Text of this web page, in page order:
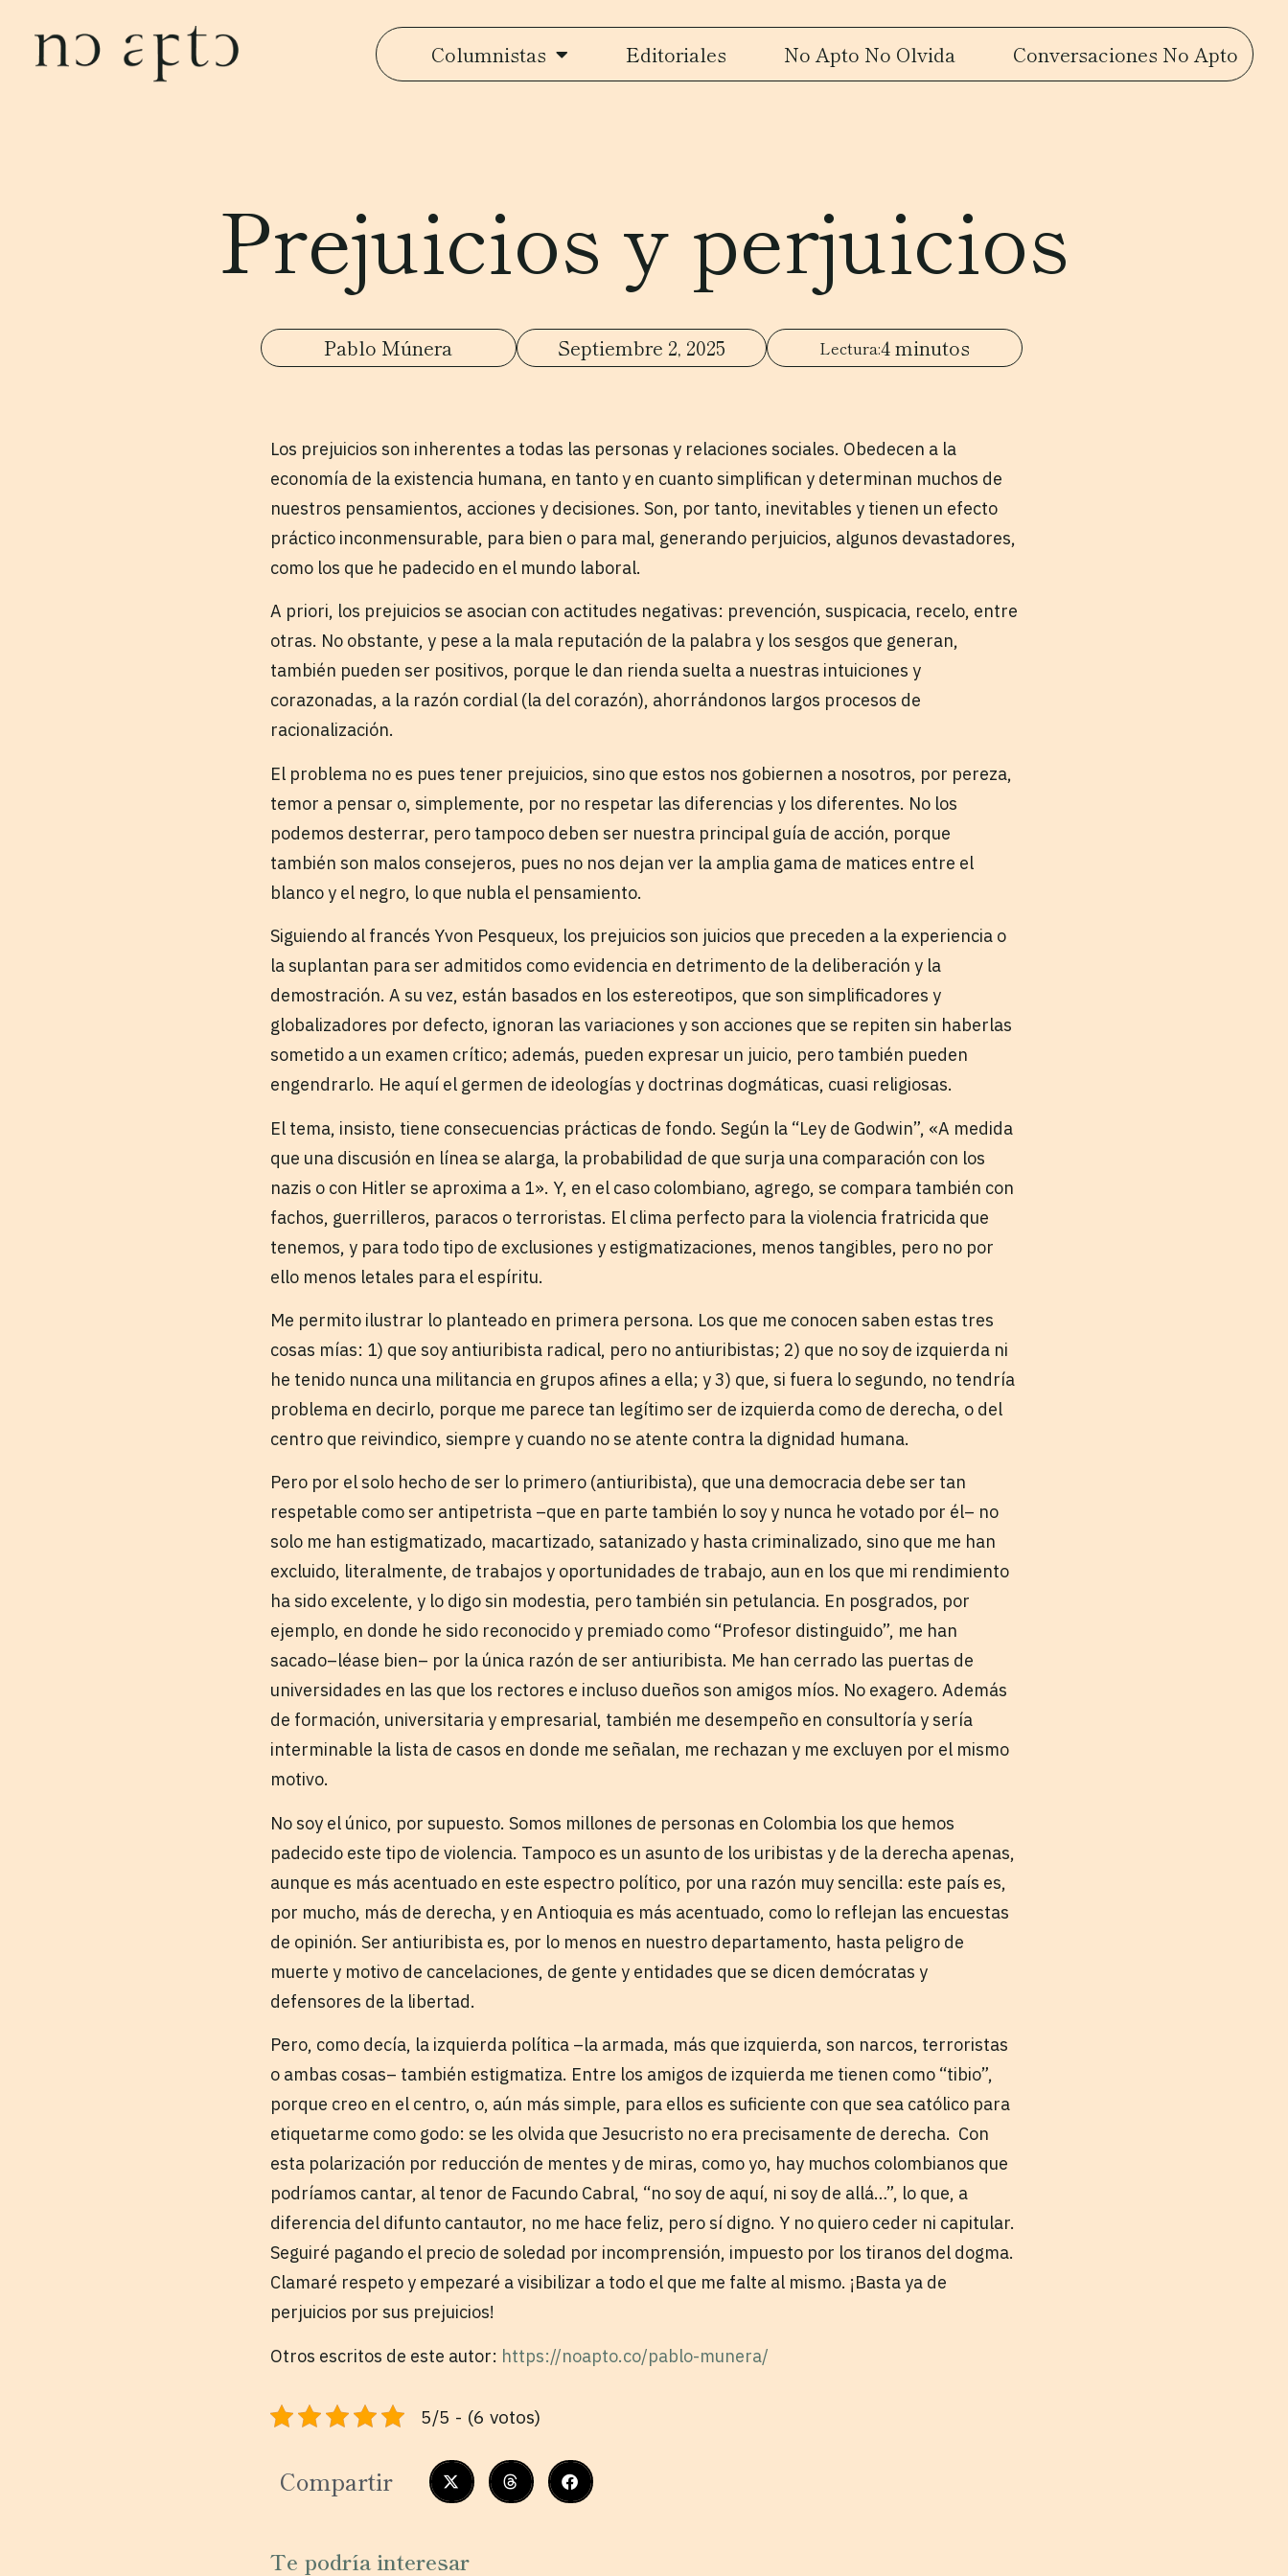
Columnistas Editoriales No Apto No Olvida Conversaciones No Apto
Prejuicios y perjuicios
Pablo Múnera Septiembre 2, 2025 4 minutos
Los prejuicios son inherentes a todas las personas y relaciones sociales. Obedecen a la
economía de la existencia humana, en tanto y en cuanto simplifican y determinan muchos de
nuestros pensamientos, acciones y decisiones. Son, por tanto, inevitables y tienen un efecto
práctico inconmensurable, para bien o para mal, generando perjuicios, algunos devastadores,
como los que he padecido en el mundo laboral.
A priori, los prejuicios se asocian con actitudes negativas: prevención, suspicacia, recelo, entre
otras. No obstante, y pese a la mala reputación de la palabra y los sesgos que generan,
también pueden ser positivos, porque le dan rienda suelta a nuestras intuiciones y
corazonadas, a la razón cordial (la del corazón), ahorrándonos largos procesos de
racionalización.
El problema no es pues tener prejuicios, sino que estos nos gobiernen a nosotros, por pereza,
temor a pensar o, simplemente, por no respetar las diferencias y los diferentes. No los
podemos desterrar, pero tampoco deben ser nuestra principal guía de acción, porque
también son malos consejeros, pues no nos dejan ver la amplia gama de matices entre el
blanco y el negro, lo que nubla el pensamiento.
Siguiendo al francés Yvon Pesqueux, los prejuicios son juicios que preceden a la experiencia o
la suplantan para ser admitidos como evidencia en detrimento de la deliberación y la
demostración. A su vez, están basados en los estereotipos, que son simplificadores y
globalizadores por defecto, ignoran las variaciones y son acciones que se repiten sin haberlas
sometido a un examen crítico; además, pueden expresar un juicio, pero también pueden
engendrarlo. He aquí el germen de ideologías y doctrinas dogmáticas, cuasi religiosas.
El tema, insisto, tiene consecuencias prácticas de fondo. Según la “Ley de Godwin”, «A medida
que una discusión en línea se alarga, la probabilidad de que surja una comparación con los
nazis o con Hitler se aproxima a 1». Y, en el caso colombiano, agrego, se compara también con
fachos, guerrilleros, paracos o terroristas. El clima perfecto para la violencia fratricida que
tenemos, y para todo tipo de exclusiones y estigmatizaciones, menos tangibles, pero no por
ello menos letales para el espíritu.
Me permito ilustrar lo planteado en primera persona. Los que me conocen saben estas tres
cosas mías: 1) que soy antiuribista radical, pero no antiuribistas; 2) que no soy de izquierda ni
he tenido nunca una militancia en grupos afines a ella; y 3) que, si fuera lo segundo, no tendría
problema en decirlo, porque me parece tan legítimo ser de izquierda como de derecha, o del
centro que reivindico, siempre y cuando no se atente contra la dignidad humana.
Pero por el solo hecho de ser lo primero (antiuribista), que una democracia debe ser tan
respetable como ser antipetrista –que en parte también lo soy y nunca he votado por él– no
solo me han estigmatizado, macartizado, satanizado y hasta criminalizado, sino que me han
excluido, literalmente, de trabajos y oportunidades de trabajo, aun en los que mi rendimiento
ha sido excelente, y lo digo sin modestia, pero también sin petulancia. En posgrados, por
ejemplo, en donde he sido reconocido y premiado como “Profesor distinguido”, me han
sacado–léase bien– por la única razón de ser antiuribista. Me han cerrado las puertas de
universidades en las que los rectores e incluso dueños son amigos míos. No exagero. Además
de formación, universitaria y empresarial, también me desempeño en consultoría y sería
interminable la lista de casos en donde me señalan, me rechazan y me excluyen por el mismo
motivo.
No soy el único, por supuesto. Somos millones de personas en Colombia los que hemos
padecido este tipo de violencia. Tampoco es un asunto de los uribistas y de la derecha apenas,
aunque es más acentuado en este espectro político, por una razón muy sencilla: este país es,
por mucho, más de derecha, y en Antioquia es más acentuado, como lo reflejan las encuestas
de opinión. Ser antiuribista es, por lo menos en nuestro departamento, hasta peligro de
muerte y motivo de cancelaciones, de gente y entidades que se dicen demócratas y
defensores de la libertad.
Pero, como decía, la izquierda política –la armada, más que izquierda, son narcos, terroristas
o ambas cosas– también estigmatiza. Entre los amigos de izquierda me tienen como “tibio”,
porque creo en el centro, o, aún más simple, para ellos es suficiente con que sea católico para
etiquetarme como godo: se les olvida que Jesucristo no era precisamente de derecha. Con
esta polarización por reducción de mentes y de miras, como yo, hay muchos colombianos que
podríamos cantar, al tenor de Facundo Cabral, “no soy de aquí, ni soy de allá…”, lo que, a
diferencia del difunto cantautor, no me hace feliz, pero sí digno. Y no quiero ceder ni capitular.
Seguiré pagando el precio de soledad por incomprensión, impuesto por los tiranos del dogma.
Clamaré respeto y empezaré a visibilizar a todo el que me falte al mismo. ¡Basta ya de
perjuicios por sus prejuicios!
Otros escritos de este autor: https://noapto.co/pablo-munera/
5/5 - (6 votos)
Compartir
Te podría interesar